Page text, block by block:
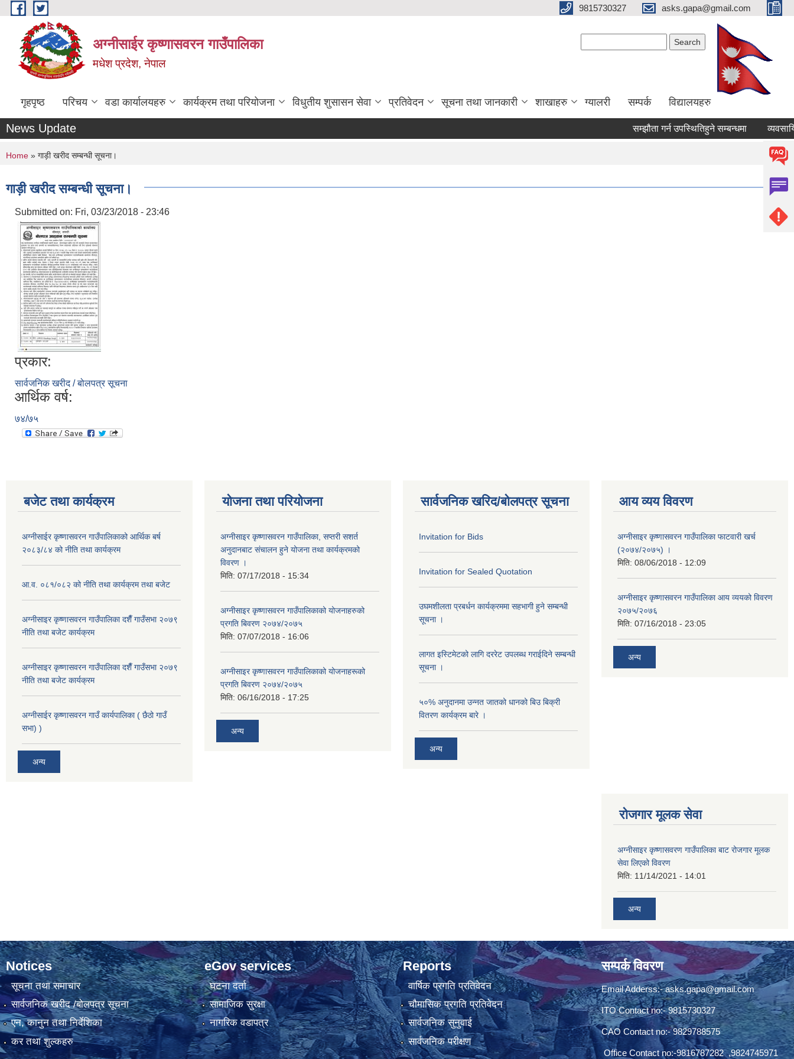
Skip to main content 9815730327 asks.gapa@gmail.com
अग्नीसाईर कृष्णासवरन गाउँपालिका
मधेश प्रदेश, नेपाल
गृहपृष्ठ परिचय वडा कार्यालयहरु कार्यक्रम तथा परियोजना विधुतीय शुसासन सेवा प्रतिवेदन सूचना तथा जानकारी शाखाहरु ग्यालरी सम्पर्क विद्यालयहरु
News Update सम्झौता गर्न उपस्थितिहुने सम्बन्धमा
You are here
Home » गाड़ी खरीद सम्बन्धी सूचना।
गाड़ी खरीद सम्बन्धी सूचना।
Submitted on: Fri, 03/23/2018 - 23:46
प्रकार:
सार्वजनिक खरीद / बोलपत्र सूचना
आर्थिक वर्ष:
७४/७५
बजेट तथा कार्यक्रम
अग्नीसाईर कृष्णासवरन गाउँपालिकाको आर्थिक बर्ष
२०८३/८४ को नीति तथा कार्यक्रम
आ.व. ०८१/०८२ को नीति तथा कार्यक्रम तथा बजेट
अग्नीसाइर कृष्णासवरन गाउँपालिका दशैँ गाउँसभा २०७९
नीति तथा बजेट कार्यक्रम
अग्नीसाइर कृष्णासवरन गाउँपालिका दशैँ गाउँसभा २०७९
नीति तथा बजेट कार्यक्रम
अग्नीसाईर कृष्णासवरन गाउँ कार्यपालिका ( छैठो गाउँ
सभा) )
अन्य
योजना तथा परियोजना
अग्नीसाइर कृष्णासवरन गाउँपालिका, सप्तरी सशर्त
अनुदानबाट संचालन हुने योजना तथा कार्यक्रमको
विवरण ।
मिति: 07/17/2018 - 15:34
अग्नीसाइर कृष्णासवरन गाउँपालिकाको योजनाहरुको
प्रगति बिवरण २०७४/२०७५
मिति: 07/07/2018 - 16:06
अग्नीसाइर कृष्णासवरन गाउँपालिकाको योजनाहरूको
प्रगति बिवरण २०७४/२०७५
मिति: 06/16/2018 - 17:25
अन्य
सार्वजनिक खरिद/बोलपत्र सूचना
Invitation for Bids
Invitation for Sealed Quotation
उघमशीलता प्रबर्धन कार्यक्रममा सहभागी हुने सम्बन्धी
सूचना ।
लागत इस्टिमेटको लागि दररेट उपलब्ध गराईदिने सम्बन्धी
सूचना ।
५०% अनुदानमा उन्नत जातको धानको बिउ बिक्री
वितरण कार्यक्रम बारे ।
अन्य
आय व्यय विवरण
अग्नीसाइर कृष्णासवरन गाउँपालिका फाटवारी खर्च
(२०७४/२०७५) ।
मिति: 08/06/2018 - 12:09
अग्नीसाइर कृष्णासवरन गाउँपालिका आय व्ययको विवरण
२०७५/२०७६
मिति: 07/16/2018 - 23:05
अन्य
रोजगार मूलक सेवा
अग्नीसाइर कृष्णासवरण गाउँपालिका बाट रोजगार मूलक
सेवा लिएको विवरण
मिति: 11/14/2021 - 14:01
अन्य
Notices
सूचना तथा समाचार
सार्वजनिक खरीद /बोलपत्र सूचना
एन, कानुन तथा निर्देशिका
कर तथा शुल्कहरु
eGov services
घटना दर्ता
सामाजिक सुरक्षा
नागरिक वडापत्र
Reports
वार्षिक प्रगति प्रतिवेदन
चौमासिक प्रगति प्रतिवेदन
सार्वजनिक सुनुवाई
सार्वजनिक परीक्षण
सम्पर्क विवरण
Email Adderss:-asks.gapa@gmail.com
ITO Contact no:- 9815730327
CAO Contact no:- 9829788575
Office Contact no:-9816787282 ,9824745971